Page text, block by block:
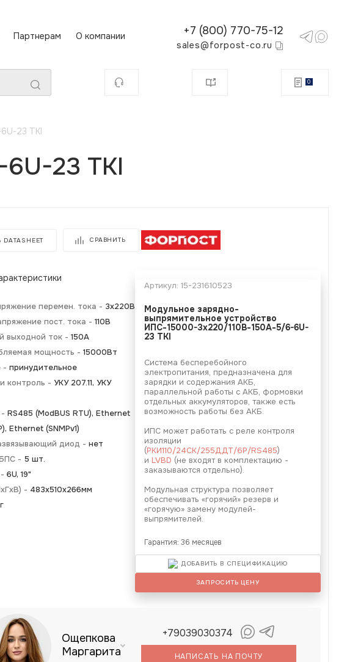
Партнерам О компании +7 (800) 770-75-12
sales@forpost-co.ru
0
23 TKI
23 TKI
СРАВНИТЬ
перемен. тока - 3х220В
пост. тока - 110В
выходной ток - 150А
мощность - 15000Вт
- принудительное
контроль - УКУ 207.11, УКУ
RS485 (ModBUS RTU), Ethernet
Ethernet (SNMPv1)
диод - нет
- 5 шт.
6U, 19"
- 483х510х266мм
Артикул: 15-231610523
Модульное зарядно-
выпрямительное устройство
ИПС-15000-3х220/110В-150А-5/6-6U-
23 TKI
Система бесперебойного
электропитания, предназначена для
зарядки и содержания АКБ,
параллельной работы с АКБ, формовки
отдельных аккумуляторов, также есть
возможность работы без АКБ.
ИПС может работать с реле контроля
изоляции
(РКИ110/24СК/255ДДТ/6Р/RS485)
и LVBD (не входят в комплектацию -
заказываются отдельно).
Модульная структура позволяет
обеспечивать «горячий» резерв и
«горячую» замену модулей-
выпрямителей.
Гарантия: 36 месяцев
ДОБАВИТЬ В СПЕЦИФИКАЦИЮ
ЗАПРОСИТЬ ЦЕНУ
Ощепкова
Маргарита
+79039030374
НАПИСАТЬ НА ПОЧТУ